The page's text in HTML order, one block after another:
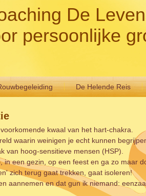
De
persoonlijke
De Helende Reis
kwaal van het hart-chakra.
waarin weinigen je echt kunnen
van hoog-sensitieve mensen (HSP).
in een gezin, op een feest en ga zo maar
zich terug gaat trekken, gaat isoleren!
aannemen en dat gun ik niemand: